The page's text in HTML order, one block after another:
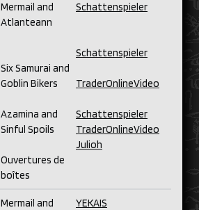
Mermail and
Atlanteann
Six Samurai and
Goblin Bikers
Azamina and
Sinful Spoils
Ouvertures de
boîtes
Schattenspieler
Schattenspieler
TraderOnlineVideo
Schattenspieler
TraderOnlineVideo
Julioh
Mermail and
YEKAIS